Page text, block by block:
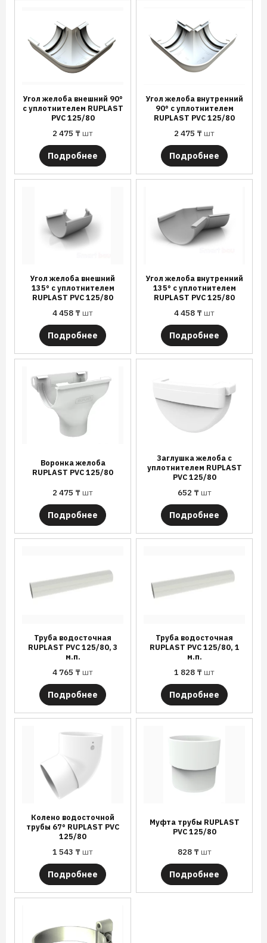
Угол желоба внешний 90°
с уплотнителем RUPLAST
PVC 125/80
2 475 ₸шт
Подробнее
Угол желоба внутренний
90° с уплотнителем
RUPLAST PVC 125/80
2 475 ₸шт
Подробнее
Угол желоба внешний
135° с уплотнителем
RUPLAST PVC 125/80
4 458 ₸шт
Подробнее
Угол желоба внутренний
135° с уплотнителем
RUPLAST PVC 125/80
4 458 ₸шт
Подробнее
Воронка желоба
RUPLAST PVC 125/80
2 475 ₸шт
Подробнее
Заглушка желоба с
уплотнителем RUPLAST
PVC 125/80
652 ₸шт
Подробнее
Труба водосточная
RUPLAST PVC 125/80, 3
м.п.
4 765 ₸шт
Подробнее
Труба водосточная
RUPLAST PVC 125/80, 1
м.п.
1 828 ₸шт
Подробнее
Колено водосточной
трубы 67° RUPLAST PVC
125/80
1 543 ₸шт
Подробнее
Муфта трубы RUPLAST
PVC 125/80
828 ₸шт
Подробнее